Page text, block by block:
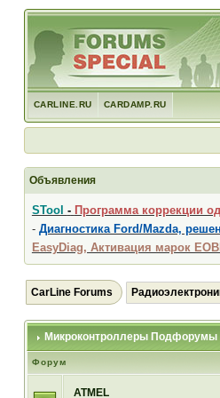
CARLINE.RU CARDAMP.RU
Объявления
STool - Программа коррекции
- Диагностика Ford/Mazda,
EasyDiag, Активация марок
CarLine Forums
Микроконтроллеры Подфорумы
Форум
ATMEL